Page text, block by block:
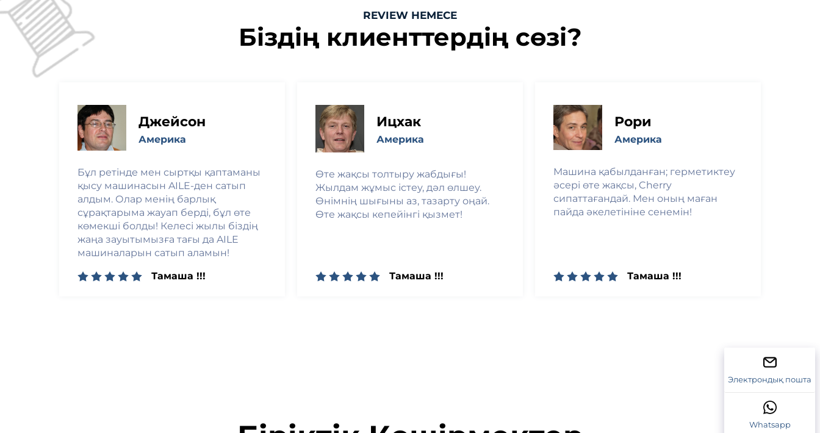
REVIEW НЕМЕСЕ
Біздің клиенттердің сөзі?
Джейсон
Америка
Бұл ретінде мен сыртқы қаптаманы
қысу машинасын AILE-ден сатып
алдым. Олар менің барлық
сұрақтарыма жауап берді, бұл өте
көмекші болды! Келесі жылы біздің
жаңа зауытымызға тағы да AILE
машиналарын сатып аламын!
Тамаша !!!
Ицхак
Америка
Өте жақсы толтыру жабдығы!
Жылдам жұмыс істеу, дәл өлшеу.
Өнімнің шығыны аз, тазарту оңай.
Өте жақсы кепейінгі қызмет!
Тамаша !!!
Рори
Америка
Машина қабылданған; герметиктеу
әсері өте жақсы, Cherry
сипаттағандай. Мен оның маған
пайда әкелетініне сенемін!
Тамаша !!!
Электрондық пошта
Whatsapp